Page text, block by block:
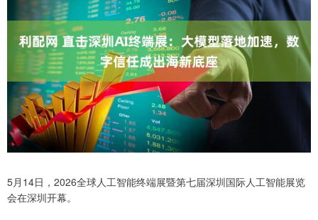
5月14日，2026全球人工智能终端展暨第七届深圳国际人工智能展览
会在深圳开幕。